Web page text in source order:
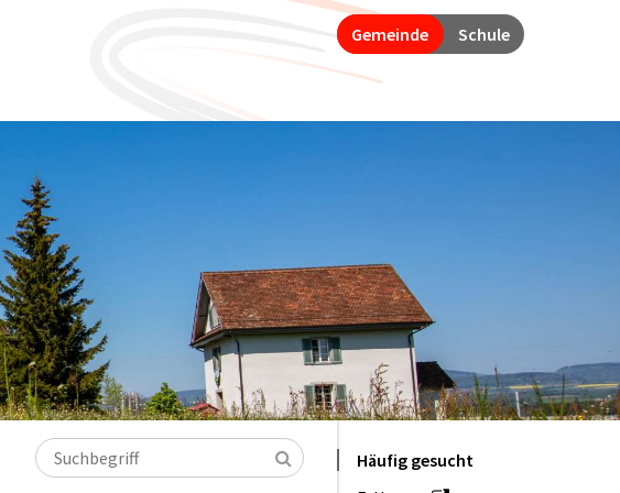
Gemeinde Schule
Suchbegriff Suchen
Häufig gesucht